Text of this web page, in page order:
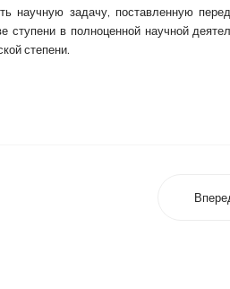
научную задачу, поставленную
ступени в полноценной научной
степени.